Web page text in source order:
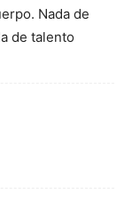
Nada de
de talento